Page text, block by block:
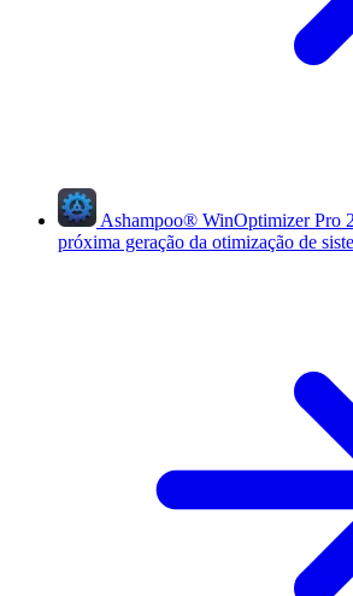
Ashampoo® WinOptimizer Pro
próxima geração da otimização de